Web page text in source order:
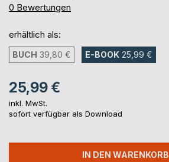
0%
0 Bewertungen
erhältlich als:
BUCH 39,80 € E-BOOK 25,99 €
25,99 €
inkl. MwSt.
sofort verfügbar als Download
IN DEN WARENKORB